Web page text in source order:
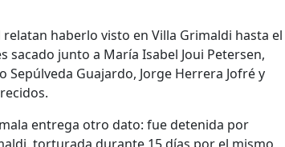
haberlo visto en Villa Grimaldi hasta el
sacado junto a María Isabel Joui Petersen,
Sepúlveda Guajardo, Jorge Herrera Jofré y
entrega otro dato: fue detenida por